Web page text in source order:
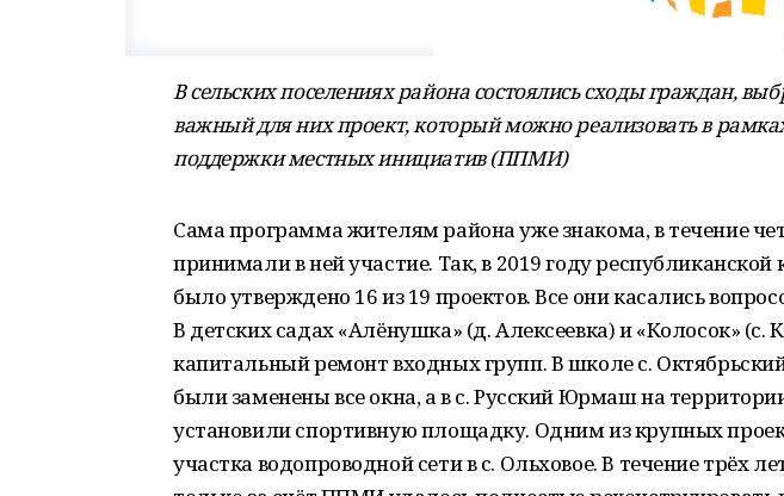
В сельских поселениях района состоялись сходы граждан,
важный для них проект, который можно реализовать в
поддержки местных инициатив (ППМИ)
Сама программа жителям района уже знакома, в течение
принимали в ней участие. Так, в 2019 году республиканской
было утверждено 16 из 19 проектов. Все они касались
В детских садах «Алёнушка» (д. Алексеевка) и «Колосок» (с.
капитальный ремонт входных групп. В школе с.
были заменены все окна, а в с. Русский Юрмаш на
установили спортивную площадку. Одним из крупных
участка водопроводной сети в с. Ольховое. В течение трёх